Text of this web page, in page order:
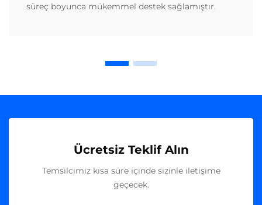
süreç boyunca mükemmel destek sağlamıştır.
Ücretsiz Teklif Alın
Temsilcimiz kısa süre içinde sizinle iletişime
geçecek.